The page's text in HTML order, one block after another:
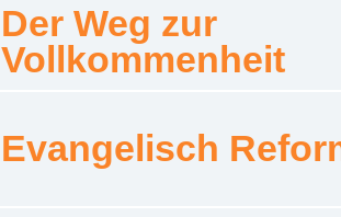
Der Weg zur
Vollkommenheit
Evangelisch